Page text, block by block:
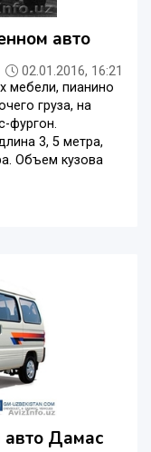
авто
02.01.2016, 16:21
мебели, пианино
груза, на
фургон.
3, 5 метра,
Объем кузова
авто Дамас